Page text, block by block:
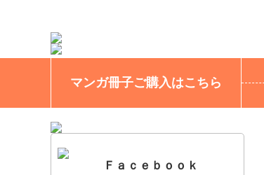
マンガ冊子ご購入はこちら
Ｆａｃｅｂｏｏｋ